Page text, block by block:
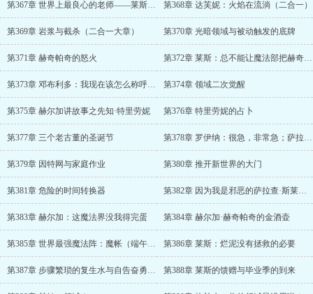
第367章 世界上最良心的老师——莱斯·林特（加更） 第368章 达芙妮：火焰在流淌（二合一）
第369章 岩浆与截杀（二合一大章） 第370章 光暗领域与被动触发的底牌
第371章 赫奇帕奇的怒火 第372章 莱斯：总不能让魔法部把赫奇帕奇关进阿兹卡班吧
第373章 邓布利多：我现在该怎么称呼您呢？ 第374章 领域二次觉醒
第375章 赫尔加讲故事之先知·特里劳妮 第376章 特里劳妮的占卜
第377章 三个老古董的圣诞节 第378章 罗伊纳：很急，非常急；萨拉查：你先别急
第379章 因特网与家庭作业 第380章 推开新世界的大门
第381章 危险的时间转换器 第382章 因为我是邪恶的萨拉查·斯莱特林
第383章 赫尔加：这魔法界没我得完蛋 第384章 赫尔加·赫奇帕奇的金酒壶
第385章 世界最强魔法阵：魔帐（端午安康） 第386章 莱斯：烂泥没有拯救的必要
第387章 步骤繁琐的复生水与自告奋勇的隆巴顿 第388章 莱斯的馈赠与毕业季的到来